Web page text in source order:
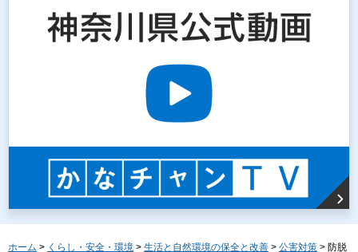
ホーム > くらし・安全・環境 > 生活と自然環境の保全と改善 > 公害対策 > 防脱